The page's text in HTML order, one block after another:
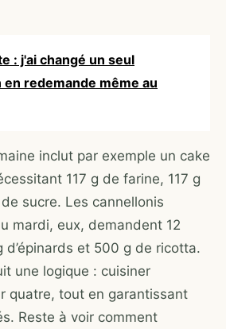
: j'ai changé un seul
redemande même au
inclut par exemple un cake
117 g de farine, 117 g
sucre. Les cannellonis
mardi, eux, demandent 12
d’épinards et 500 g de ricotta.
une logique : cuisiner
quatre, tout en garantissant
Reste à voir comment